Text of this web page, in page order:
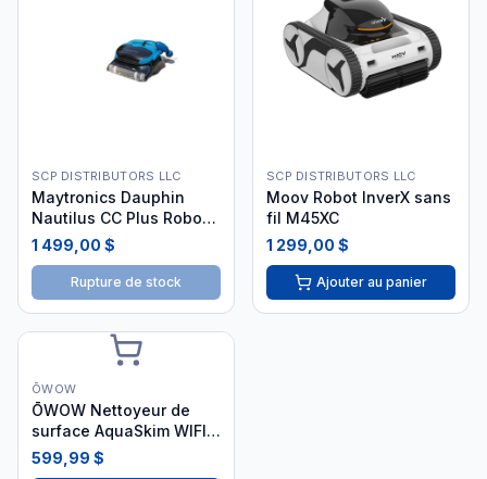
SCP DISTRIBUTORS LLC
Maytronics Dauphin
Nautilus CC Plus Robot
Nettoyeur Wi-Fi
1 499,00 $
Rupture de stock
SCP DISTRIBUTORS LLC
Moov Robot InverX sans
fil M45XC
1 299,00 $
Ajouter au panier
ŌWOW
ŌWOW Nettoyeur de
surface AquaSkim WIFI
(ICES)
599,99 $